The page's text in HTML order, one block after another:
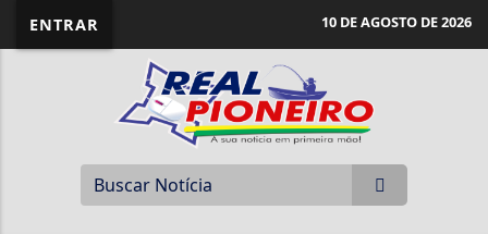
ENTRAR 10 DE AGOSTO DE 2026